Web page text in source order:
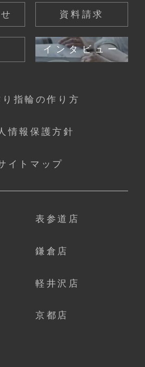
資料請求
インタビュー
り指輪の作り方
情報保護方針
イトマップ
表参道店
鎌倉店
軽井沢店
京都店